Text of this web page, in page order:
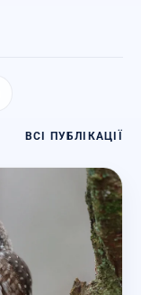
ВСІ ПУБЛІКАЦІЇ